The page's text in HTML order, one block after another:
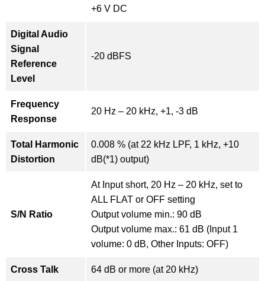
+6 V DC
Digital Audio
Signal
Reference
Level
-20 dBFS
Frequency
Response
20 Hz – 20 kHz, +1, -3 dB
Total Harmonic
Distortion
0.008 % (at 22 kHz LPF, 1 kHz, +10
dB(*1) output)
S/N Ratio
At Input short, 20 Hz – 20 kHz, set to
ALL FLAT or OFF setting
Output volume min.: 90 dB
Output volume max.: 61 dB (Input 1
volume: 0 dB, Other Inputs: OFF)
Cross Talk 64 dB or more (at 20 kHz)